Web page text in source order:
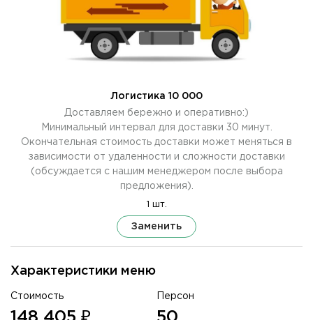
Характеристики меню
Стоимость Персон
Логистика 10 000
Доставляем бережно и оперативно:)
Минимальный интервал для доставки 30 минут.
Окончательная стоимость доставки может меняться в
зависимости от удаленности и сложности доставки
(обсуждается с нашим менеджером после выбора
предложения).
1 шт.
Заменить